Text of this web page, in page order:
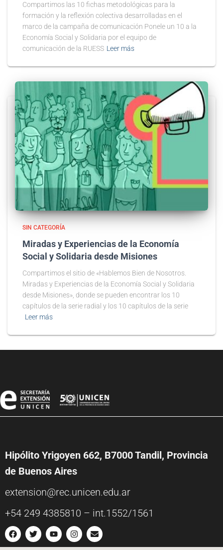
Compartimos las 10 fichas metodológicas para la
formación y la reflexión colectiva desarrolladas en el
marco de la campaña de comunicación Ponele un 10 a la
Economía Social y Solidaria por el equipo de
comunicación de la RUESS Leer más
SIN CATEGORÍA
Miradas y Experiencias de la Economía
Social y Solidaria desde Misiones
Compartimos el sitio de «Hablemos Bien de Nosotros.
Miradas y Experiencias de la Economía Social y Solidaria
desde Misiones», donde se pueden encontrar los 10
capítulos de la serie radial y los 10 capítulos de la serie
Leer más
Hipólito Yrigoyen 662, B7000 Tandil, Provincia
de Buenos Aires
extension@rec.unicen.edu.ar
+54 249 4385810 – int.1552/1561